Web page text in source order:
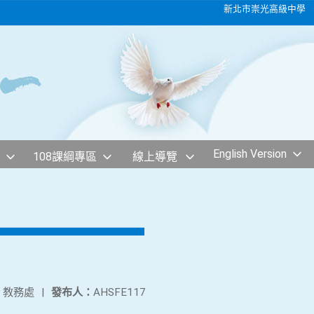
新北市崇光高級中學
108課綱專區 線上導覽 English Version
發布人： AHSFE117
教務處 |